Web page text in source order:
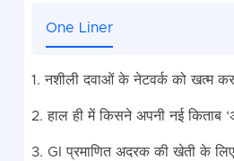
One Liner
1. नशीली दवाओं के नेटवर्क को खत्म
2. हाल ही में किसने अपनी नई किताब
3. GI प्रमाणित अदरक की खेती के